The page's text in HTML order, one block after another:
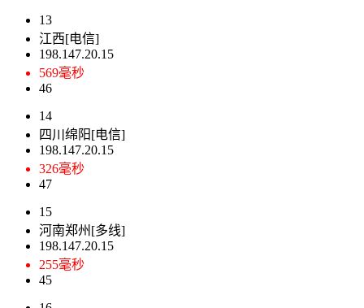
13
江西[电信]
198.147.20.15
569毫秒
46
14
四川绵阳[电信]
198.147.20.15
326毫秒
47
15
河南郑州[多线]
198.147.20.15
255毫秒
45